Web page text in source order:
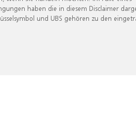
haben die in diesem Disclaimer
und UBS gehören zu den